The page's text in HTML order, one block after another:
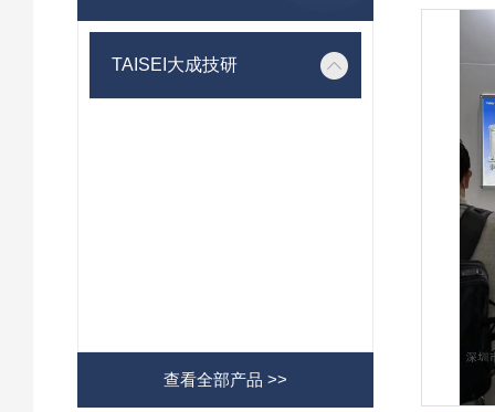
TAISEI大成技研
查看全部产品 >>